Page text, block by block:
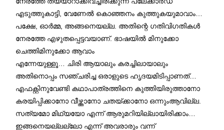
എടുത്തുകാട്ടി, വേണേല്‍ കൊഞ്ഞനം കുത്തുകയുമാവാം…
പക്ഷേ, ഓര്‍മ്മ, അങ്ങനെയല്ല. അതിന്റെ ഗതിവിഗതികള്‍
നേരത്തേ എഴുതപ്പെട്ടവയാണ്. ഭാഷയില്‍ മിനുക്കോ
ചെത്തിമിനുക്കോ ആവാം
എന്നേയുള്ളൂ… ചിരി ആയാലും കരച്ചിലായാലും
അതിനൊപ്പം സഞ്ചരിച്ച ഒരാളുടെ ഹൃദയമിടിപ്പാണത്…
എഫക്റ്റിനുവേണ്ടി കഥാപാത്രത്തിനെ കുത്തിയിരുത്താനോ
കരയിപ്പിക്കാനോ വീഴ്ത്താനോ ചതയ്ക്കാനോ ഒന്നുംആവില്ല.
സത്യമോ മിഥ്യയോ എന്ന് ആരുമറിയില്ലായിരിക്കാം…
ഇങ്ങനെയല്ലല്ലോ എന്ന് അവരാരും വന്ന്